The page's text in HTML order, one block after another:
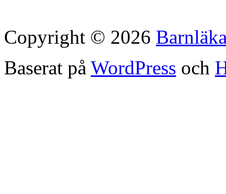
Copyright © 2026
Baserat på WordPress och